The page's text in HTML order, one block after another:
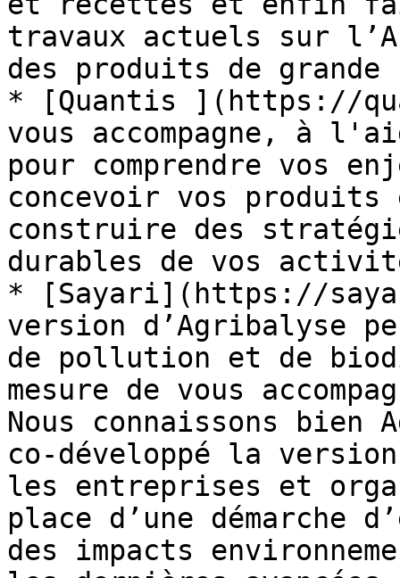
travaux actuels sur
des produits de
* [Quantis ](https://
vous accompagne, à
pour comprendre vos
concevoir vos produits
construire des
durables de vos
* [Sayari](https://
version d’Agribalyse
de pollution et de
mesure de vous
Nous connaissons bien
co-développé la version
les entreprises et
place d’une démarche
des impacts